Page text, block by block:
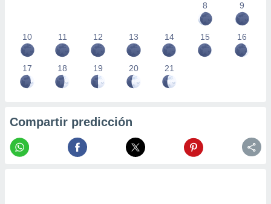
8
9
10 11 12 13 14 15 16
17 18 19 20 21
Compartir predicción